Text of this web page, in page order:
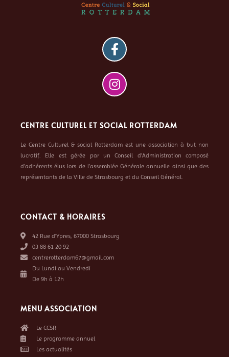
CENTRE CULTUREL ET SOCIAL ROTTERDAM
Le Centre Culturel & social Rotterdam est une association à but non
lucratif. Elle est gérée par un Conseil d’Administration composé
d’adhérents élus lors de l’assemblée Générale annuelle ainsi que des
représentants de la Ville de Strasbourg et du Conseil Général.
CONTACT & HORAIRES
42 Rue d’Ypres, 67000 Strasbourg
03 88 61 20 92
centrerotterdam67@gmail.com
Du Lundi au Vendredi
De 9h à 12h
MENU ASSOCIATION
Le CCSR
Le programme annuel
Les actualités